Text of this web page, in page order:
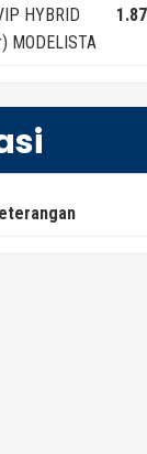
HYBRID
MODELISTA